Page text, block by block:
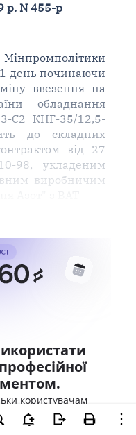
р. N 455-р
день починаючи
ввезення на
обладнання
С2 КНГ-35/12,5-
до складних
від 27
98, укладеним
виробничим
користувачам
та отримайте